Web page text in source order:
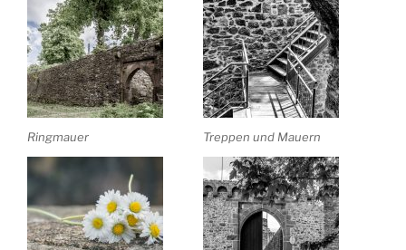
Ringmauer Treppen und Mauern